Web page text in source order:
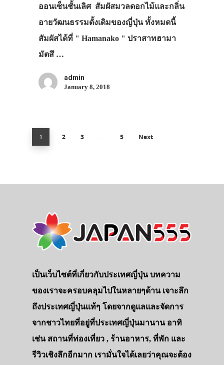
ออนเซ็นชั้นเลิศ สัมผัสมวลดอกไม้และกลิ่น
อายวัฒนธรรมดั้งเดิมของญี่ปุ่น ทั้งหมดนี้
สัมผัสได้ที่ " Hamanako " ปราสาทฮามา
มัตสึ …
admin
January 8, 2018
1 2 3 … 5 Next
เป็นเว็บไซต์ที่เกี่ยวกับประเทศญี่ปุ่น บทความ
ของเราจะครอบคลุมไปในหลายๆด้าน เจาะลึก
ถึงประเทศญี่ปุ่นแท้ๆ โดยจากดูแลและจัดการ
จากชาวไทยที่อยู่ที่ประเทศญี่ปุ่นมานาน อาทิ
เช่น สถานที่ท่องเที่ยว , ร้านอาหาร, ที่พัก และ
รีวิวเชิงลึกอีกมาก เรามั่นใจได้เลยว่าคุณจะต้อง